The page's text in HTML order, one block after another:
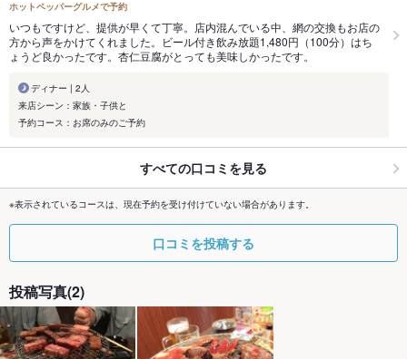
ホットペッパーグルメで予約
いつもですけど、提供が早くて丁寧。店内混んでいる中、網の交換もお店の
方から声をかけてくれました。ビール付き飲み放題1,480円（100分）はち
ょうど良かったです。杏仁豆腐がとっても美味しかったです。
ディナー | 2人
来店シーン：家族・子供と
予約コース：お席のみのご予約
すべての口コミを見る
※表示されているコースは、現在予約を受け付けていない場合があります。
口コミを投稿する
投稿写真(2)